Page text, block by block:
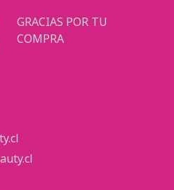
GRACIAS POR TU
COMPRA